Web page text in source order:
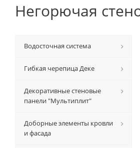
Негорючая
Водосточная система
Гибкая черепица Деке
Декоративные стеновые
панели "Мультиплит"
Доборные элементы кровли
и фасада